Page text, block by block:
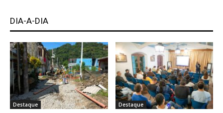
DIA-A-DIA
Destaque Destaque